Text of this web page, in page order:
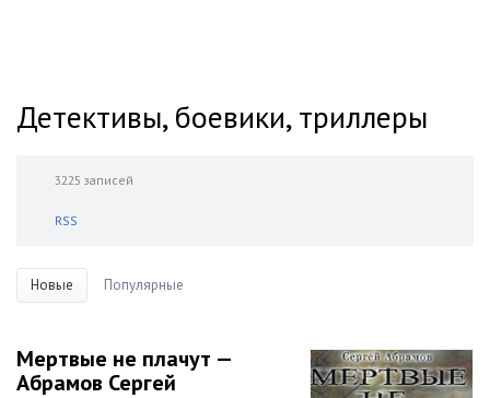
Детективы, боевики, триллеры
3225 записей
RSS
Новые Популярные
Мертвые не плачут —
Абрамов Сергей